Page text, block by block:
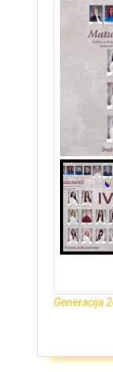
Generacija